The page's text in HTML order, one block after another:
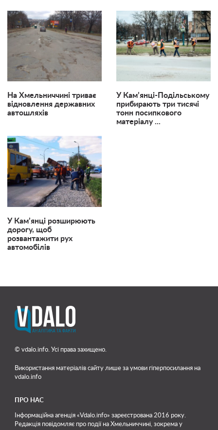
На Хмельниччині триває
відновлення державних
автошляхів
У Кам’янці-Подільському
прибирають три тисячі
тонн посипкового
матеріалу ...
У Кам’янці розширюють
дорогу, щоб
розвантажити рух
автомобілів
© vdalo.info. Усі права захищено.
Використання матеріалів сайту лише за умови гіперпосилання на
vdalo.info
ПРО НАС
Інформаційна агенція «Vdalo.info» зареєстрована 2016 року.
Редакція повідомляє про події на Хмельниччині, зокрема у